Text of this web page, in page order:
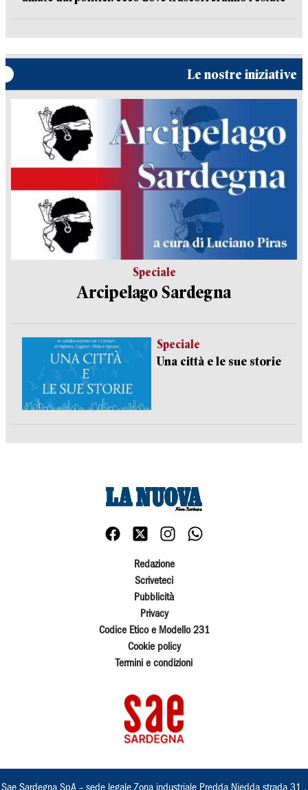
Le nostre iniziative
Speciale
Arcipelago Sardegna
Speciale
Una città e le sue storie
Redazione
Scriveteci
Pubblicità
Privacy
Codice Etico e Modello 231
Cookie policy
Termini e condizioni
Sae Sardegna SpA – sede legale Zona industriale Predda Niedda strada 31 ,